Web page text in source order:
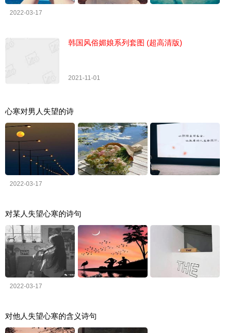
2022-03-17
韩国风俗媚娘系列套图 (超高清版)
2021-11-01
心寒对男人失望的诗
2022-03-17
对某人失望心寒的诗句
2022-03-17
对他人失望心寒的含义诗句